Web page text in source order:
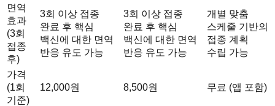
면역
효과
(3회
접종
후)
3회 이상 접종
완료 후 핵심
백신에 대한 면역
반응 유도 가능
3회 이상 접종
완료 후 핵심
백신에 대한 면역
반응 유도 가능
개별 맞춤
스케줄 기반의
접종 계획
수립 가능
가격
(1회
기준)
12,000원 8,500원 무료 (앱 포함)